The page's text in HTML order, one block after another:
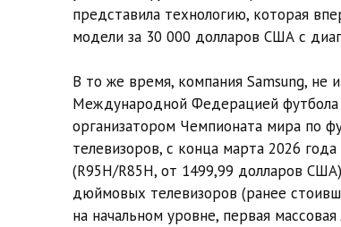
представила технологию, которая
модели за 30 000 долларов США с
В то же время, компания Samsung,
Международной Федерацией
организатором Чемпионата мира по
телевизоров, с конца марта 2026
(R95H/R85H, от 1499,99 долларов
дюймовых телевизоров (ранее
на начальном уровне, первая